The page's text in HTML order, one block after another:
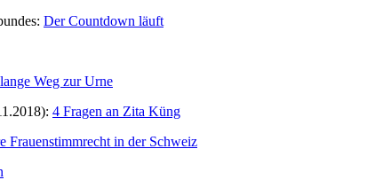
Der Countdown läuft
Weg zur Urne
4 Fragen an Zita Küng
Frauenstimmrecht in der Schweiz